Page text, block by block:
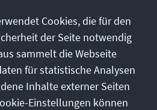
abonnierenCookies, die für den
der Seite notwendig
sammelt die Webseite
für statistische Analysen
Inhalte externer Seiten
Einstellungen können